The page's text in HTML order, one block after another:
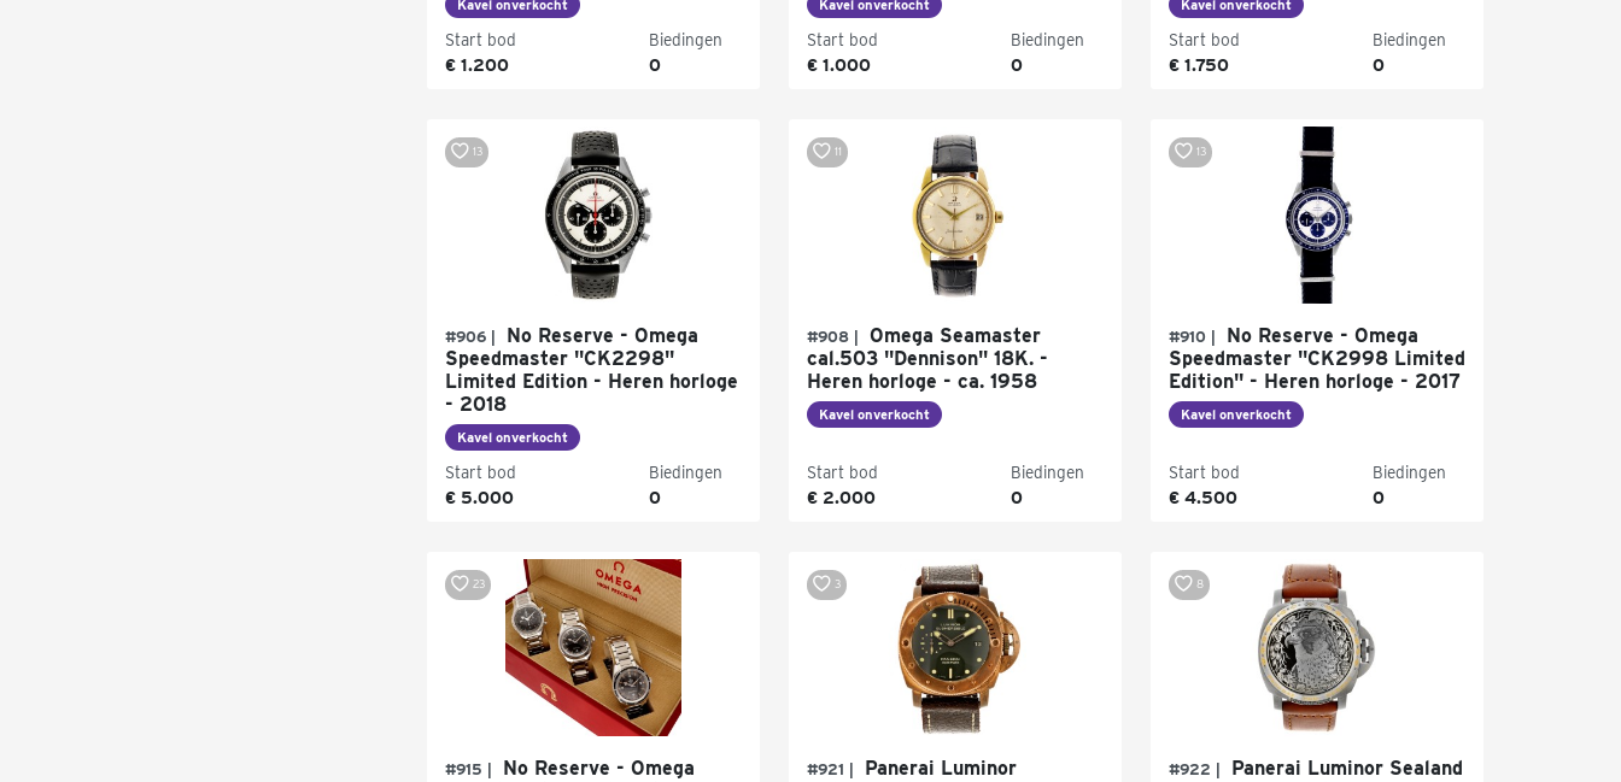
Kavel onverkocht
Start bod
€ 1.200
Biedingen
0
Kavel onverkocht
Start bod
€ 1.000
Biedingen
0
Kavel onverkocht
Start bod
€ 1.750
Biedingen
0
#906 |
No Reserve - Omega
Speedmaster "CK2298"
Limited Edition - Heren horloge
- 2018
Kavel onverkocht
Start bod
€ 5.000
Biedingen
0
13
#908 |
Omega Seamaster
cal.503 "Dennison" 18K. -
Heren horloge - ca. 1958
Kavel onverkocht
Start bod
€ 2.000
Biedingen
0
11
#910 |
No Reserve - Omega
Speedmaster "CK2998 Limited
Edition" - Heren horloge - 2017
Kavel onverkocht
Start bod
€ 4.500
Biedingen
0
13
#915 |
No Reserve - Omega
23
#921 |
Panerai Luminor
3
#922 |
Panerai Luminor Sealand
8